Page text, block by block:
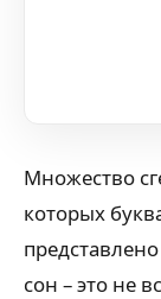
Множество
которых
сон – это не